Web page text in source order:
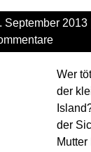
September 2013
Wer
der
der